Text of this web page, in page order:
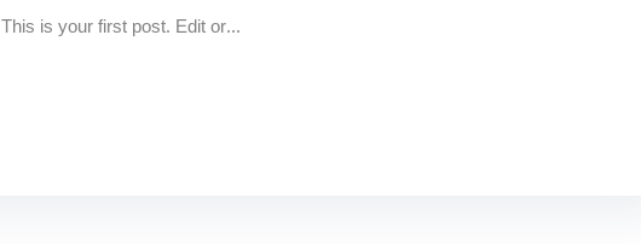
is your first post. Edit or...